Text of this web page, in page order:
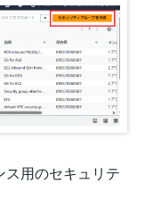
ス用のセキュリテ